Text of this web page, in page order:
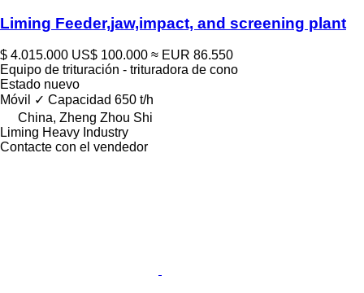
Liming Feeder,jaw,impact, and screening plant
$ 4.015.000 US$ 100.000 ≈ EUR 86.550
Equipo de trituración - trituradora de cono
Estado nuevo
Móvil
✓ Capacidad 650 t/h
China, Zheng Zhou Shi
Liming Heavy Industry
Contacte con el vendedor